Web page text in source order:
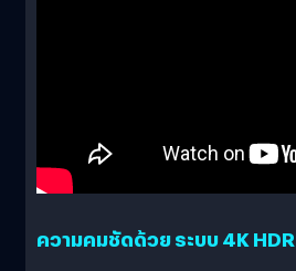
ความคมชัดด้วย ระบบ 4K HDR